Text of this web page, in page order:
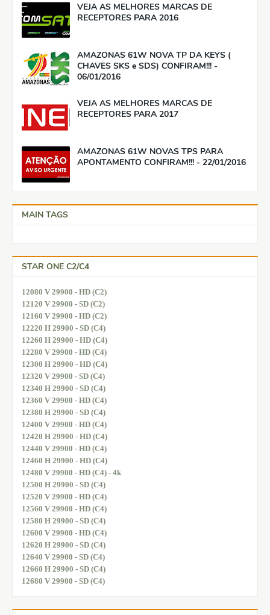
VEJA AS MELHORES MARCAS DE
RECEPTORES PARA 2016
AMAZONAS 61W NOVA TP DA KEYS (
CHAVES SKS e SDS) CONFIRAM!!! -
06/01/2016
VEJA AS MELHORES MARCAS DE
RECEPTORES PARA 2017
AMAZONAS 61W NOVAS TPS PARA
APONTAMENTO CONFIRAM!!! - 22/01/2016
MAIN TAGS
STAR ONE C2/C4
12080 V 29900 - HD (C2)
12120 V 29900 - SD (C2)
12160 V 29900 - HD (C2)
12220 H 29900 - SD (C4)
12260 H 29900 - HD (C4)
12280 V 29900 - HD (C4)
12300 H 29900 - HD (C4)
12320 V 29900 - SD (C4)
12340 H 29900 - SD (C4)
12360 V 29900 - HD (C4)
12380 H 29900 - SD (C4)
12400 V 29900 - HD (C4)
12420 H 29900 - HD (C4)
12440 V 29900 - HD (C4)
12460 H 29900 - HD (C4)
12480 V 29900 - HD (C4) - 4k
12500 H 29900 - SD (C4)
12520 V 29900 - HD (C4)
12560 V 29900 - HD (C4)
12580 H 29900 - SD (C4)
12600 V 29900 - HD (C4)
12620 H 29900 - SD (C4)
12640 V 29900 - SD (C4)
12660 H 29900 - SD (C4)
12680 V 29900 - SD (C4)